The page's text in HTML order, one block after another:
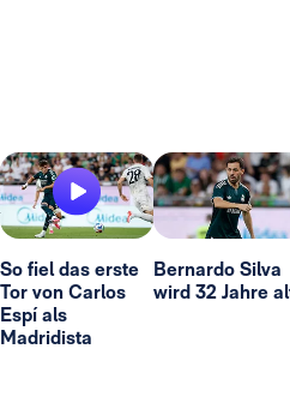
So fiel das erste
Tor von Carlos
Espí als
Madridista
Bernardo Silva
wird 32 Jahre